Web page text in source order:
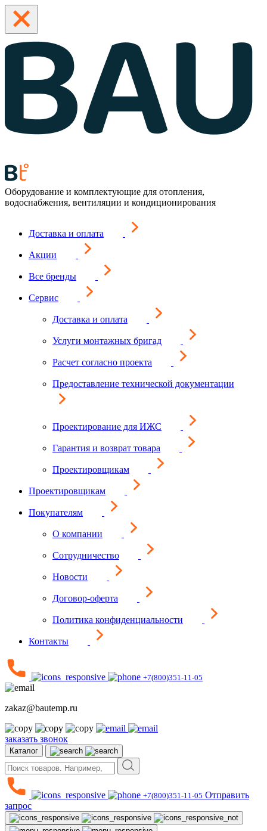
Оборудование и комплектующие для отопления,
водоснабжения, вентиляции и кондиционирования
Доставка и оплата
Акции
Все бренды
Сервис
Доставка и оплата
Услуги монтажных бригад
Расчет согласно проекта
Предоставление технической документации
Проектирование для ИЖС
Гарантия и возврат товара
Проектировщикам
Проектировщикам
Покупателям
О компании
Сотрудничество
Новости
Договор-оферта
Политика конфиденциальности
Контакты
+7(800)351-11-05
zakaz@bautemp.ru
заказать звонок
Каталог
+7(800)351-11-05 Отправить
запрос